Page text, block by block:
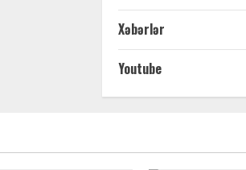
Xəbərlər
Youtube